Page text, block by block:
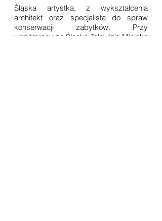
Śląska artystka, z wykształcenia
architekt oraz specjalista do spraw
konserwacji zabytków. Przy
współpracy ze Śląską Telewizją Miejską